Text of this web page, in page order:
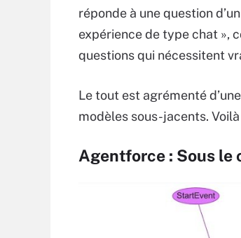
réponde à une question
expérience de type chat »,
questions qui nécessitent
Le tout est agrémenté
modèles sous-jacents.
Agentforce : Sous